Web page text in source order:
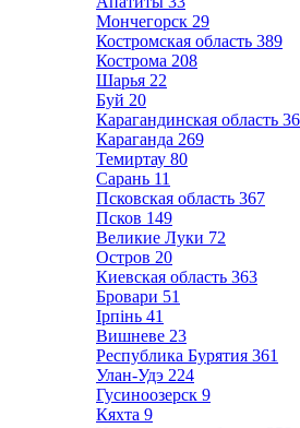
Мончегорск 29
Костромская область 389
Кострома 208
Шарья 22
Буй 20
Карагандинская область
Караганда 269
Темиртау 80
Сарань 11
Псковская область 367
Псков 149
Великие Луки 72
Остров 20
Киевская область 363
Бровари 51
Ірпінь 41
Вишневе 23
Республика Бурятия 361
Улан-Удэ 224
Гусиноозерск 9
Кяхта 9